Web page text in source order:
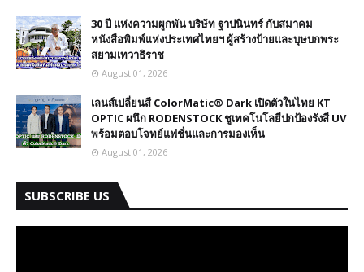
30 ปี​ แห่งความผูกพัน บริษัท ฐาปนินทร์ กับสมาคม
หนังสือพิมพ์แห่งประเทศไทยฯ ผู้สร้างป้ายและบุษบกพระ
สยามเทวาธิราช
August 01, 2026
เลนส์เปลี่ยนสี ColorMatic® Dark เปิดตัวในไทย​ KT
OPTIC ผนึก RODENSTOCK ชูเทคโนโลยีปกป้องรังสี UV
พร้อมตอบโจทย์แฟชั่นและการมองเห็น
August 01, 2026
SUBSCRIBE US